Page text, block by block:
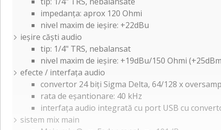
impedanța: aprox 120 Ohmi
nivel maxim de ieșire: +22dBu
ieșire căști audio
tip: 1/4" TRS, nebalansat
nivel maxim de ieșire: +19dBu/150 Ohmi
efecte / interfața audio
convertor 24 biți Sigma Delta, 64/128 x
rata de eșantionare: 40 kHz
interfața audio integrată cu port USB cu
sistem mix main